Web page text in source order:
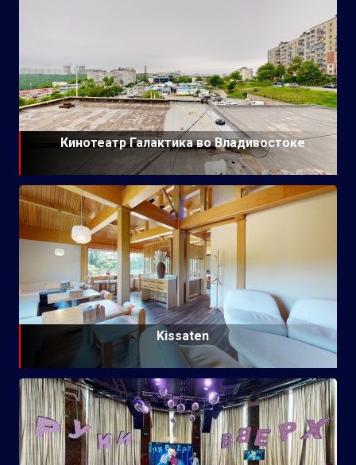
Кинотеатр Галактика во Владивостоке
Kissaten